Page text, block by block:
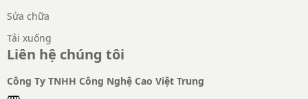
Sửa chữa
Tải xuống
Liên hệ chúng tôi
Công Ty TNHH Công Nghệ Cao Việt Trung